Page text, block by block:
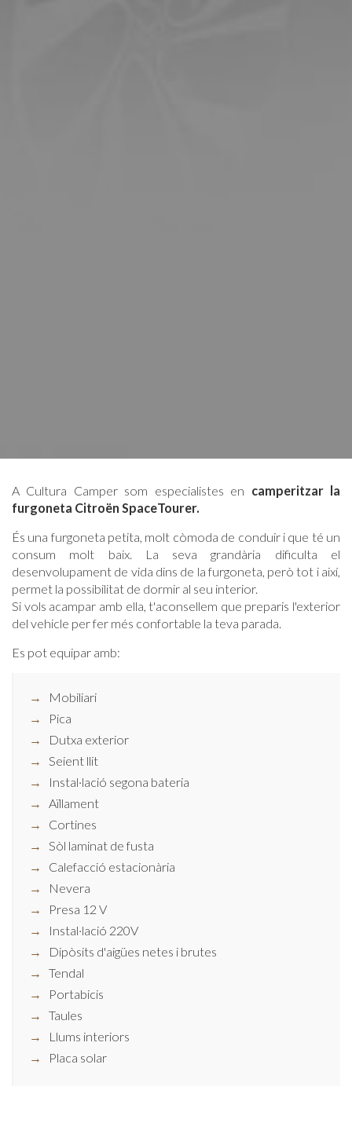
A Cultura Camper som especialistes en camperitzar la
furgoneta Citroën SpaceTourer.
És una furgoneta petita, molt còmoda de conduir i que té un
consum molt baix. La seva grandària dificulta el
desenvolupament de vida dins de la furgoneta, però tot i així,
permet la possibilitat de dormir al seu interior.
Si vols acampar amb ella, t'aconsellem que preparis l'exterior
del vehicle per fer més confortable la teva parada.
Es pot equipar amb:
Mobiliari
Pica
Dutxa exterior
Seient llit
Instal·lació segona bateria
Aïllament
Cortines
Sòl laminat de fusta
Calefacció estacionària
Nevera
Presa 12 V
Instal·lació 220V
Dipòsits d'aigües netes i brutes
Tendal
Portabicis
Taules
Llums interiors
Placa solar